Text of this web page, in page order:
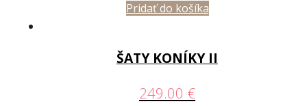
Pridať do košíka
ŠATY KONÍKY II
249.00 €